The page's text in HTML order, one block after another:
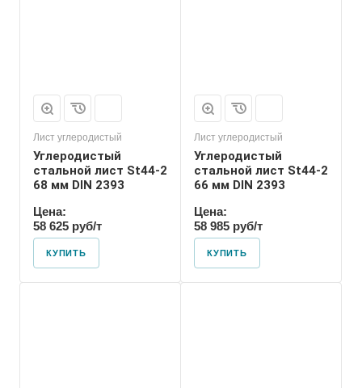
Лист углеродистый
Углеродистый
стальной лист St44-2
68 мм DIN 2393
Цена:
58 625 руб/т
КУПИТЬ
Лист углеродистый
Углеродистый
стальной лист St44-2
66 мм DIN 2393
Цена:
58 985 руб/т
КУПИТЬ